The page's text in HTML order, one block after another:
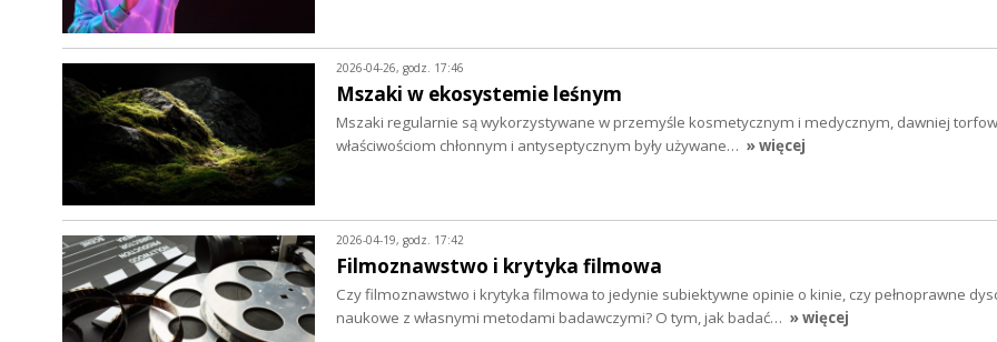
2026-04-26, godz. 17:46
Mszaki w ekosystemie leśnym
Mszaki regularnie są wykorzystywane w przemyśle kosmetycznym i medycznym, dawniej
właściwościom chłonnym i antyseptycznym były używane… » więcej
2026-04-19, godz. 17:42
Filmoznawstwo i krytyka filmowa
Czy filmoznawstwo i krytyka filmowa to jedynie subiektywne opinie o kinie, czy pełnoprawne
naukowe z własnymi metodami badawczymi? O tym, jak badać… » więcej